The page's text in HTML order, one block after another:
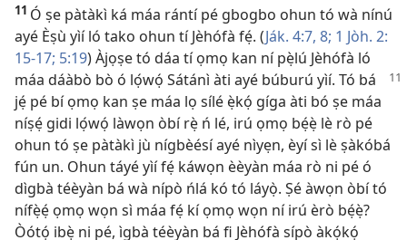
11 Ó ṣe pàtàkì ká máa rántí pé gbogbo ohun tó wà nínú
ayé Èṣù yìí ló tako ohun tí Jèhófà fẹ́. (Ják. 4:​7, 8; 1 Jòh. 2:​
15-17; 5:19) Àjọṣe tó dáa tí ọmọ kan ní pẹ̀lú Jèhófà ló
máa dáàbò bò ó lọ́wọ́ Sátánì àti ayé búburú yìí. Tó bá
jẹ́ pé bí ọmọ kan ṣe máa lọ sílé ẹ̀kọ́ gíga àti bó ṣe máa
níṣẹ́ gidi lọ́wọ́ làwọn òbí rẹ̀ ń lé, irú ọmọ bẹ́ẹ̀ lè rò pé
ohun tó ṣe pàtàkì jù nígbèésí ayé nìyẹn, èyí sì lè ṣàkóbá
fún un. Ohun táyé yìí fẹ́ káwọn èèyàn máa rò ni pé ó
dìgbà téèyàn bá wà nípò ńlá kó tó láyọ̀. Ṣé àwọn òbí tó
nífẹ̀ẹ́ ọmọ wọn sì máa fẹ́ kí ọmọ wọn ní irú èrò bẹ́ẹ̀?
Òótọ́ ibẹ̀ ni pé, ìgbà téèyàn bá fi Jèhófà sípò àkọ́kọ́